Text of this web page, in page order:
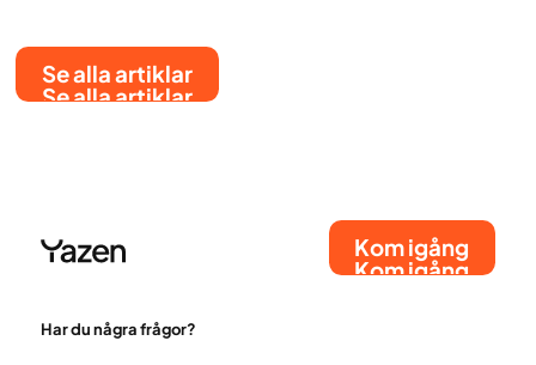
Se alla artiklar
Se alla artiklar
Kom igång
Kom igång
Har du några frågor?